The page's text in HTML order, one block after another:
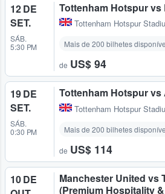
12 DE
SET.
SÁB.
5:30 PM
Tottenham Hotspur vs
Tottenham Hotspur
Mais de 200 bilhetes
de US$ 94
19 DE
SET.
SÁB.
0:30 PM
Tottenham Hotspur vs
Tottenham Hotspur
Mais de 200 bilhetes
de US$ 114
10 DE
Manchester United vs
(Premium Hospitality